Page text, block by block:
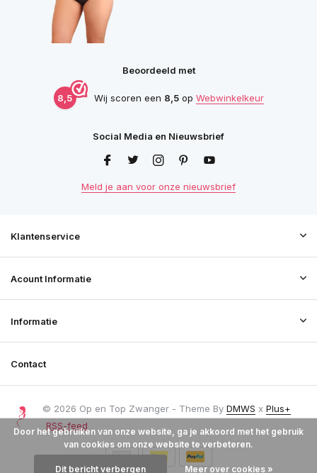
Beoordeeld met
8,5 Wij scoren een 8,5op Webwinkelkeur
Social Media en Nieuwsbrief
Meld je aan voor onze nieuwsbrief
Klantenservice
Acount Informatie
Informatie
Contact
© 2026 Op en Top Zwanger - Theme By DMWS x Plus+
RSS-feed
Door het gebruiken van onze website, ga je akkoord met het gebruik
van cookies om onze website te verbeteren.
Dit bericht verbergen Meer over cookies »